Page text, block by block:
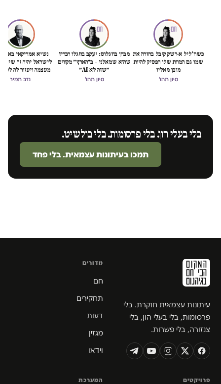
כשח'ליל א-רשק קיבל בחזרה את
שמו גם המוות שלו הפסיק להיות
מובן מאליו
סיון תהל
מבחן בוזגלוס: יעקב בוזגלו הכריז
שהוא שמאלני – ב״הארץ״ מקווים
״שזה לא AI״
סיון תהל
נשיא אמריקאי באמת
לישראל יהיה זה
מעצמה ויעזור לה
הכיבוש
נדב תמיר
בלי בעלי הון. בלי פרסומות. בלי בולשיט.
תמכו בעיתונות עצמאית. בלי פחד
עיתונות עצמאית חוקרת. בלי
פרסומות, בלי בעלי הון, בלי
צנזורה, בלי פשרות.
מדורים
חם
תחקירים
דעות
מגזין
וידאו
פרויקטים המערכת